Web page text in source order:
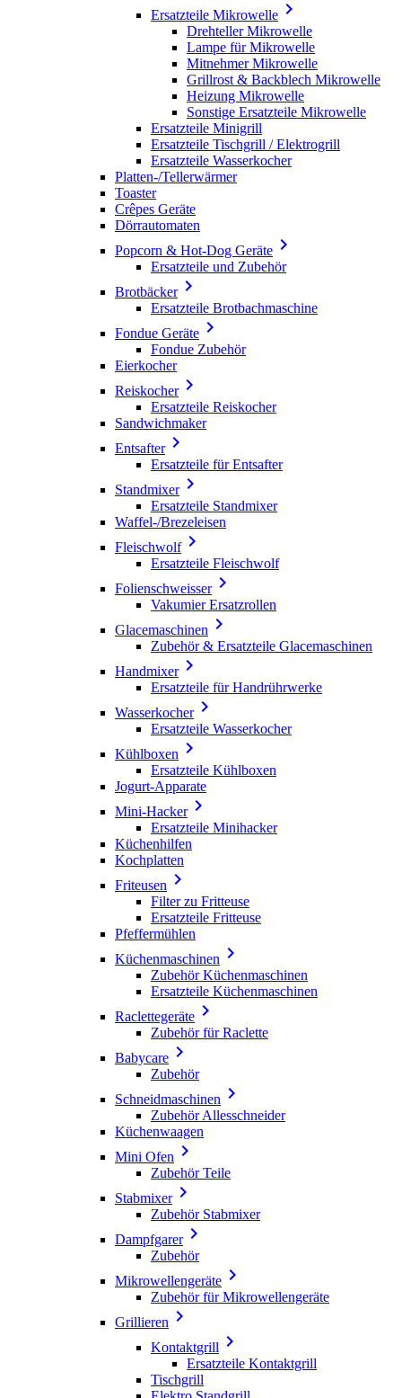
Ersatzteile Mikrowelle 
Drehteller Mikrowelle
Lampe für Mikrowelle
Mitnehmer Mikrowelle
Grillrost & Backblech Mikrowelle
Heizung Mikrowelle
Sonstige Ersatzteile Mikrowelle
Ersatzteile Minigrill
Ersatzteile Tischgrill / Elektrogrill
Ersatzteile Wasserkocher
Platten-/Tellerwärmer
Toaster
Crêpes Geräte
Dörrautomaten
Popcorn & Hot-Dog Geräte 
Ersatzteile und Zubehör
Brotbäcker
Ersatzteile Brotbachmaschine
Fondue Geräte 
Fondue Zubehör
Eierkocher
Reiskocher
Ersatzteile Reiskocher
Sandwichmaker
Entsafter
Ersatzteile für Entsafter
Standmixer
Ersatzteile Standmixer
Waffel-/Brezeleisen
Fleischwolf
Ersatzteile Fleischwolf
Folienschweisser
Vakumier Ersatzrollen
Glacemaschinen 
Zubehör & Ersatzteile Glacemaschinen
Handmixer
Ersatzteile für Handrührwerke
Wasserkocher
Ersatzteile Wasserkocher
Kühlboxen 
Ersatzteile Kühlboxen
Jogurt-Apparate
Mini-Hacker
Ersatzteile Minihacker
Küchenhilfen
Kochplatten
Friteusen 
Filter zu Fritteuse
Ersatzteile Fritteuse
Pfeffermühlen
Küchenmaschinen 
Zubehör Küchenmaschinen
Ersatzteile Küchenmaschinen
Raclettegeräte 
Zubehör für Raclette
Babycare 
Zubehör
Schneidmaschinen 
Zubehör Allesschneider
Küchenwaagen
Mini Ofen 
Zubehör Teile
Stabmixer
Zubehör Stabmixer
Dampfgarer
Zubehör
Mikrowellengeräte 
Zubehör für Mikrowellengeräte
Grillieren 
Kontaktgrill 
Ersatzteile Kontaktgrill
Tischgrill